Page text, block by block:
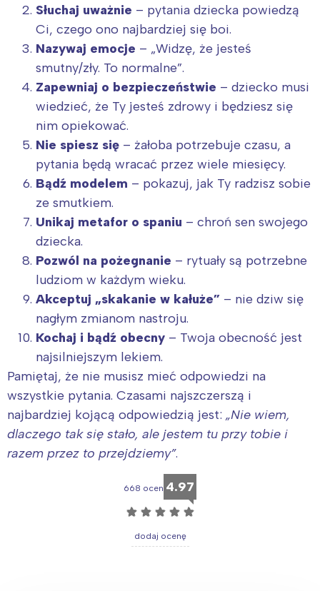
Słuchaj uważnie – pytania dziecka powiedzą
Ci, czego ono najbardziej się boi.
Nazywaj emocje – „Widzę, że jesteś
smutny/zły. To normalne”.
Zapewniaj o bezpieczeństwie – dziecko musi
wiedzieć, że Ty jesteś zdrowy i będziesz się
nim opiekować.
Nie spiesz się – żałoba potrzebuje czasu, a
pytania będą wracać przez wiele miesięcy.
Bądź modelem – pokazuj, jak Ty radzisz sobie
ze smutkiem.
Unikaj metafor o spaniu – chroń sen swojego
dziecka.
Pozwól na pożegnanie – rytuały są potrzebne
ludziom w każdym wieku.
Akceptuj „skakanie w kałuże” – nie dziw się
nagłym zmianom nastroju.
Kochaj i bądź obecny – Twoja obecność jest
najsilniejszym lekiem.
Pamiętaj, że nie musisz mieć odpowiedzi na
wszystkie pytania. Czasami najszczerszą i
najbardziej kojącą odpowiedzią jest: „Nie wiem,
dlaczego tak się stało, ale jestem tu przy tobie i
razem przez to przejdziemy”.
668 ocen 4.97
☆ ☆ ☆ ☆ ☆
dodaj ocenę